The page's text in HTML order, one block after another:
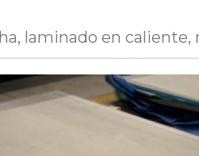
laminado en caliente,